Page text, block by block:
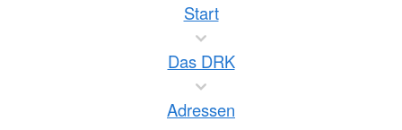
Start
Das DRK
Adressen